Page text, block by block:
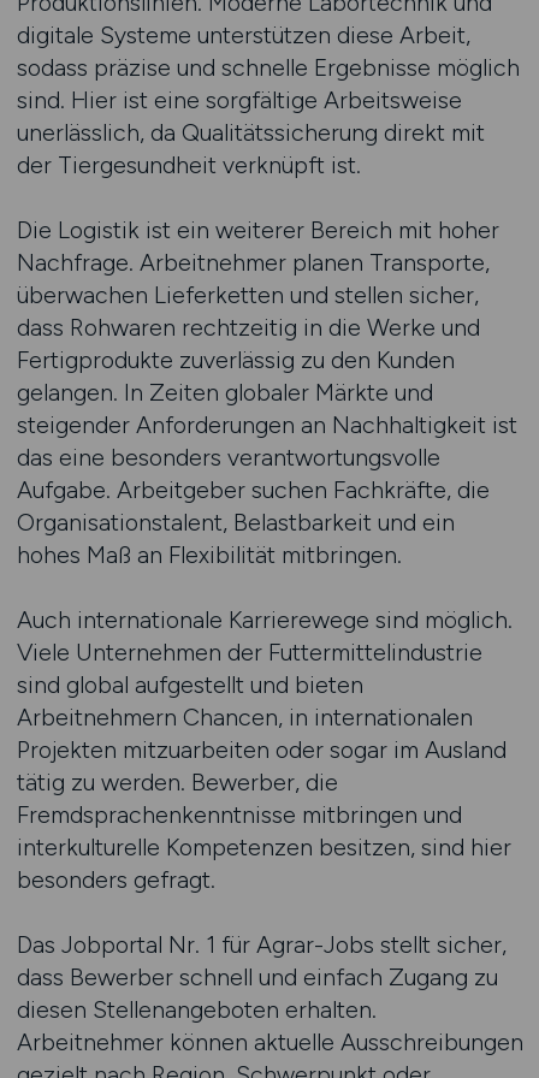
digitale Systeme unterstützen diese Arbeit,
sodass präzise und schnelle Ergebnisse möglich
sind. Hier ist eine sorgfältige Arbeitsweise
unerlässlich, da Qualitätssicherung direkt mit
der Tiergesundheit verknüpft ist.
Die Logistik ist ein weiterer Bereich mit hoher
Nachfrage. Arbeitnehmer planen Transporte,
überwachen Lieferketten und stellen sicher,
dass Rohwaren rechtzeitig in die Werke und
Fertigprodukte zuverlässig zu den Kunden
gelangen. In Zeiten globaler Märkte und
steigender Anforderungen an Nachhaltigkeit ist
das eine besonders verantwortungsvolle
Aufgabe. Arbeitgeber suchen Fachkräfte, die
Organisationstalent, Belastbarkeit und ein
hohes Maß an Flexibilität mitbringen.
Auch internationale Karrierewege sind möglich.
Viele Unternehmen der Futtermittelindustrie
sind global aufgestellt und bieten
Arbeitnehmern Chancen, in internationalen
Projekten mitzuarbeiten oder sogar im Ausland
tätig zu werden. Bewerber, die
Fremdsprachenkenntnisse mitbringen und
interkulturelle Kompetenzen besitzen, sind hier
besonders gefragt.
Das Jobportal Nr. 1 für Agrar-Jobs stellt sicher,
dass Bewerber schnell und einfach Zugang zu
diesen Stellenangeboten erhalten.
Arbeitnehmer können aktuelle Ausschreibungen